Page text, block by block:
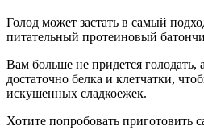
Голод может застать в самый
питательный протеиновый
Вам больше не придется
достаточно белка и клетчатки,
искушенных сладкоежек.
Хотите попробовать приготовить